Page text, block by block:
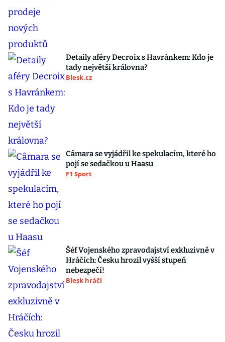
Detaily aféry Decroix s Havránkem: Kdo je
tady největší královna?
Blesk.cz
Câmara se vyjádřil ke spekulacím, které ho
pojí se sedačkou u Haasu
F1 Sport
Šéf Vojenského zpravodajství exkluzivně v
Hráčích: Česku hrozil vyšší stupeň
nebezpečí!
Blesk hráči